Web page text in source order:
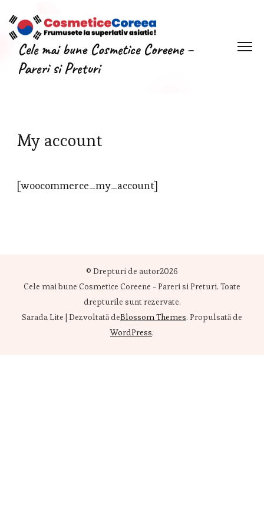
Cele mai bune Cosmetice Coreene –
Pareri si Preturi
My account
[woocommerce_my_account]
© Drepturi de autor2026
Cele mai bune Cosmetice Coreene - Pareri si Preturi. Toate
drepturile sunt rezervate.
Sarada Lite | Dezvoltată deBlossom Themes. Propulsată de
WordPress.